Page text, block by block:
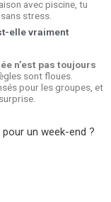
avec piscine, tu
stress.
elle vraiment
n’est pas toujours
sont floues.
pour les groupes, et
un week-end ?